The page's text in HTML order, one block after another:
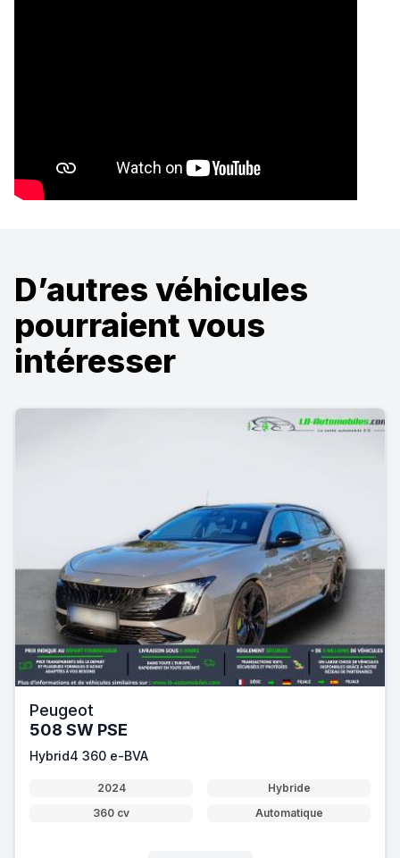
D’autres véhicules
pourraient vous
intéresser
Peugeot
508 SW PSE
Hybrid4 360 e-BVA
2024
Hybride
360 cv
Automatique